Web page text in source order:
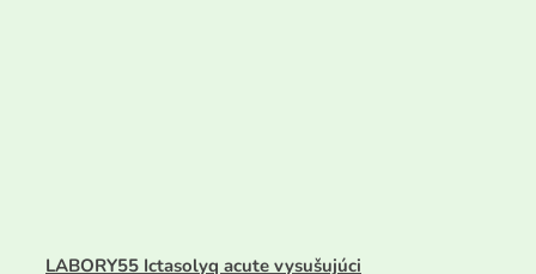
LABORY55 Ictasolyq acute vysušujúci